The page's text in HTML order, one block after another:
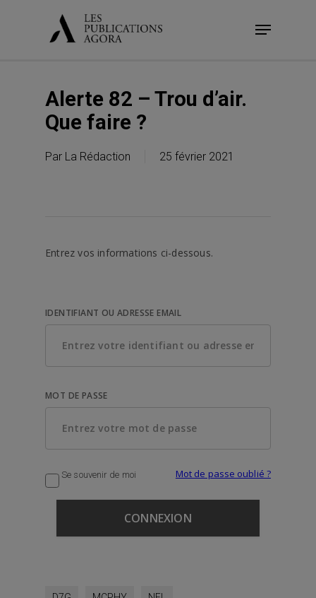
Menu
Alerte 82 – Trou d’air.
Que faire ?
Par La Rédaction 25 février 2021
Entrez vos informations ci-dessous.
IDENTIFIANT OU ADRESSE EMAIL
MOT DE PASSE
Se souvenir de moi Mot de passe oublié ?